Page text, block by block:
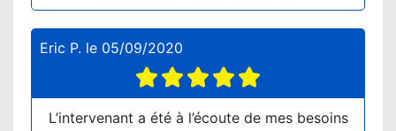
Eric P. le 05/09/2020
L’intervenant a été à l’écoute de mes besoins